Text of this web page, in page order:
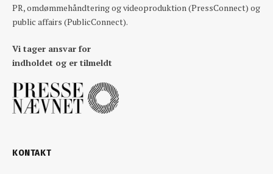
PR, omdømmehåndtering og videoproduktion (PressConnect) og
public affairs (PublicConnect).
Vi tager ansvar for
indholdet og er tilmeldt
KONTAKT